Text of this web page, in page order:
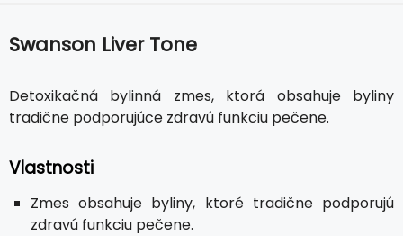
Swanson Liver Tone
Detoxikačná bylinná zmes, ktorá obsahuje byliny
tradične podporujúce zdravú funkciu pečene.
Vlastnosti
Zmes obsahuje byliny, ktoré tradične podporujú
zdravú funkciu pečene.